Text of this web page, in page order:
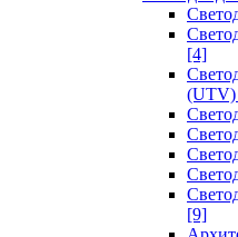
[4]
(UTV)
[9]